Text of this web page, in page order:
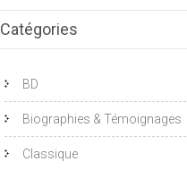
Catégories
BD
Biographies & Témoignages
Classique